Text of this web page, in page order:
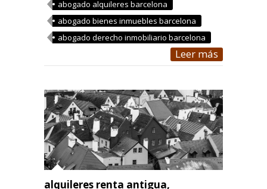
abogado alquileres barcelona
abogado bienes inmuebles barcelona
abogado derecho inmobiliario barcelona
Leer más
alquileres renta antigua,